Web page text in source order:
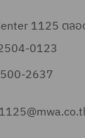
1125 ตล
0123
2637